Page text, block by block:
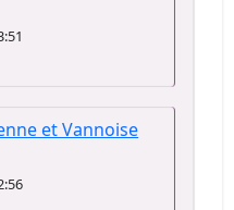
et Vannoise